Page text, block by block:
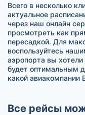
Всего в несколько
актуальное
через наш онлайн
просмотреть как
пересадкой. Для
воспользуйтесь
аэропорта вы
будет оптимальным
какой авиакомпании
Все рейсы